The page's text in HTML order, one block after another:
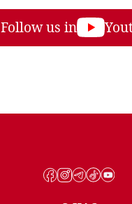
Follow us in